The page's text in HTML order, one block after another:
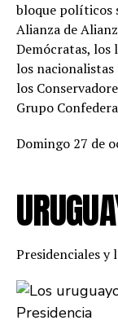
bloque políticos
Alianza de
Demócratas, los
los nacionalistas
los
Grupo
Domingo 27 de
Presidenciales y